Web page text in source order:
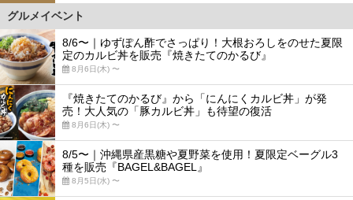
グルメイベント
8/6〜｜ゆずぽん酢でさっぱり！大根おろしをのせた夏限
定のカルビ丼を販売『焼きたてのかるび』
8月6日(木) 〜
『焼きたてのかるび』から「にんにくカルビ丼」が発
売！大人気の「豚カルビ丼」も待望の復活
8月6日(木) 〜
8/5〜｜沖縄県産黒糖や夏野菜を使用！夏限定ベーグル3
種を販売『BAGEL&BAGEL』
8月5日(水) 〜